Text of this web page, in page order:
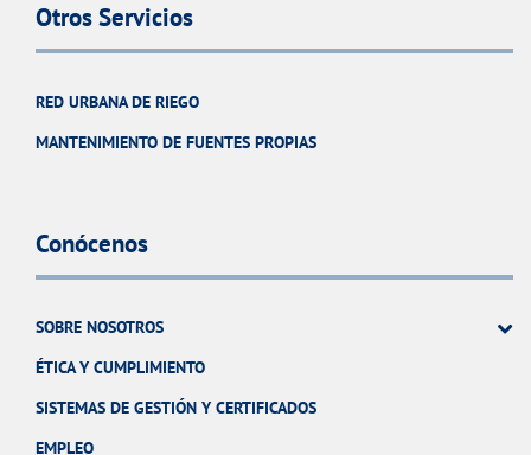
Otros Servicios
RED URBANA DE RIEGO
MANTENIMIENTO DE FUENTES PROPIAS
Conócenos
SOBRE NOSOTROS
ÉTICA Y CUMPLIMIENTO
SISTEMAS DE GESTIÓN Y CERTIFICADOS
EMPLEO